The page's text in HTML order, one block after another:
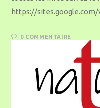
https://
0 COMMENTAIRE